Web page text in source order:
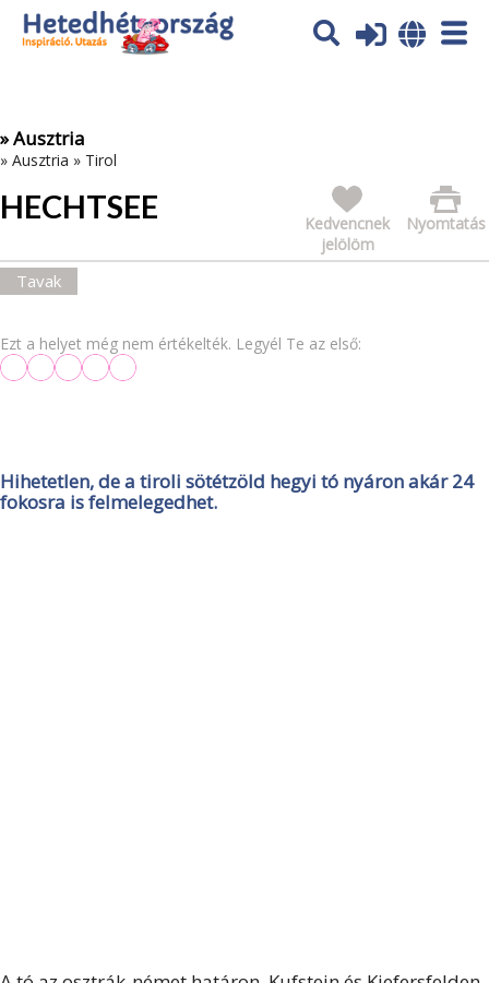
Az oldal sütiket (cookies) használ. További tájékoztatás itt:
Adatvédelmi tájékoztató
» Ausztria
» Ausztria » Tirol
HECHTSEE Nyomtatás
Kedvencnek
jelölöm
Tavak
Ezt a helyet még nem értékelték. Legyél Te az első:
Hihetetlen, de a tiroli sötétzöld hegyi tó nyáron akár 24
fokosra is felmelegedhet.